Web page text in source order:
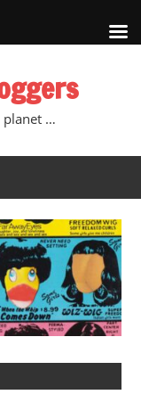
planet …